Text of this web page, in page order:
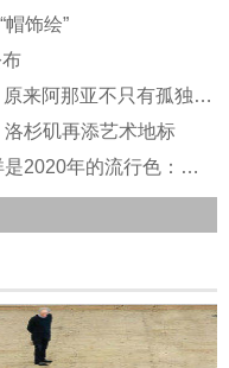
帽饰绘”
布
· UCCA沙丘美术馆荣获建筑大奖，原来阿那亚不只有孤独图书馆
洛杉矶再添艺术地标
· 是薄暮时的天空，是沉睡中的海洋是2020年的流行色：经典蓝